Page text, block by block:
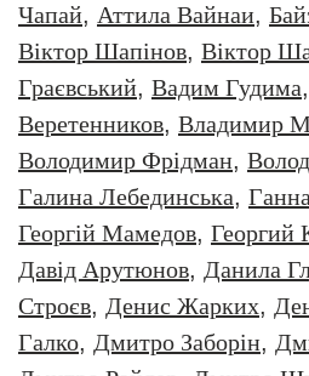
Чапай, Аттила Вайнаи,
Віктор Шапінов, Віктор
Граєвський, Вадим Гудима,
Веретенников, Владимир
Володимир Фрідман,
Галина Лебединська,
Георгій Мамедов, Георгий
Давiд Арутюнов, Данила
Строєв, Денис Жарких,
Галко, Дмитро Заборiн,